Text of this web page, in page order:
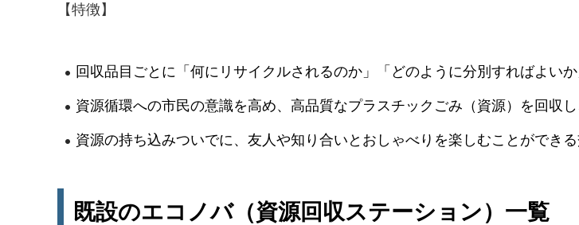
【特徴】
回収品目ごとに「何にリサイクルされるのか」「どのように分別すればよいか
資源循環への市民の意識を高め、高品質なプラスチックごみ（資源）を回収
資源の持ち込みついでに、友人や知り合いとおしゃべりを楽しむことができ
既設のエコノバ（資源回収ステーション）一覧